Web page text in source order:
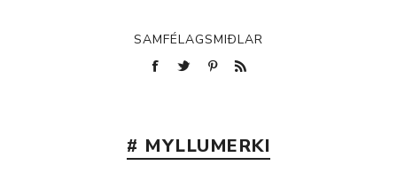
SAMFÉLAGSMIÐLAR
# MYLLUMERKI